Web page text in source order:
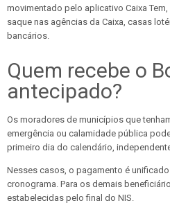
movimentado pelo aplicativo Caixa
saque nas agências da Caixa, casas
bancários.
Quem recebe o
antecipado?
Os moradores de municípios que
emergência ou calamidade pública
primeiro dia do calendário,
Nesses casos, o pagamento é
cronograma. Para os demais
estabelecidas pelo final do NIS.